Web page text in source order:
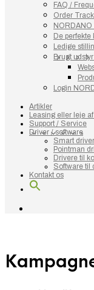
FAQ /
Order
NORDANO
De perfekte
Ledige
Brugt
Login
Artikler
Leasing eller leje
Support / Service
Driver / software
Smart
Pointman
Drivere til
Software til
Kontakt os